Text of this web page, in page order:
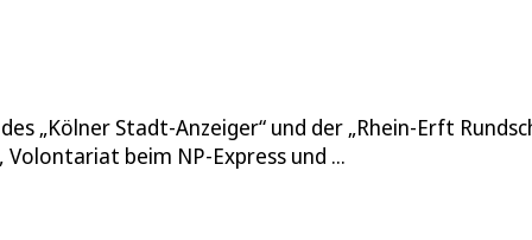
„Kölner Stadt-Anzeiger“ und der „Rhein-Erft
beim NP-Express und ...